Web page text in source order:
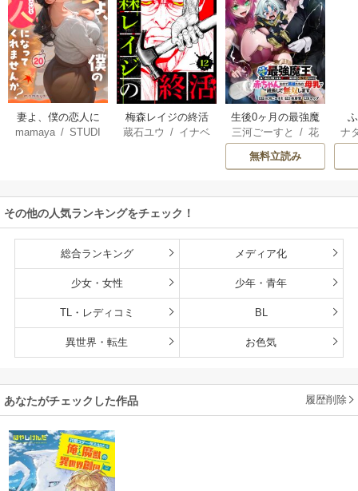
妻よ、僕の恋人に
なってくれません
mamaya/STUDI
梅森レイジの終活
蔵石ユウ / イナベ
生後0ヶ月の最強魔
王 食べるだけ強
くなるチート能力
持ち転生者だけど
雄たちの母乳で成
三河ごーすと /花
房雪/ マップ
無料立読み
ナ
その他の人気ランキングをチェック！
総合ランキング メディア化
少女・女性 少年・青年
TL・レディコミ BL
異世界・転生 お色気
あなたがチェックした作品 履歴削除